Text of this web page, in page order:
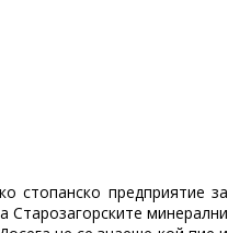
стопанско предприятие за
Старозагорските минерални